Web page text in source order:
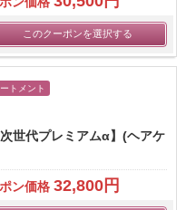
このクーポンを選択する
トメント
世代プレミアムα】(ヘアケ
ン価格 32,800円